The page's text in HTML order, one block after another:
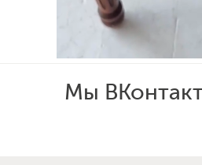
Мы